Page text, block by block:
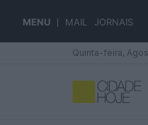
MENU MAIL JORNAIS
Quinta-feira,